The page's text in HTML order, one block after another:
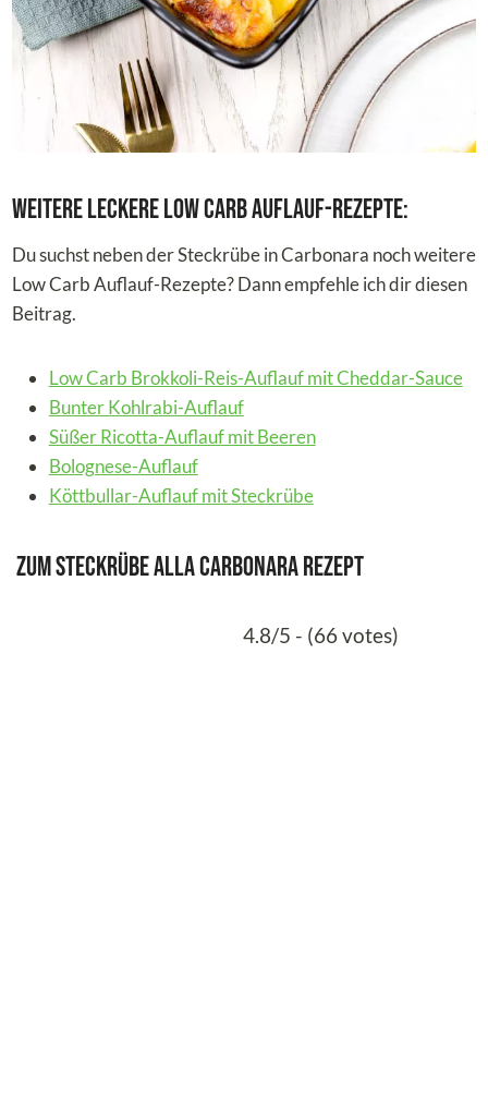
Weitere leckere Low Carb Auflauf-Rezepte:
Du suchst neben der Steckrübe in Carbonara noch weitere
Low Carb Auflauf-Rezepte? Dann empfehle ich dir diesen
Beitrag.
Low Carb Brokkoli-Reis-Auflauf mit Cheddar-Sauce
Bunter Kohlrabi-Auflauf
Süßer Ricotta-Auflauf mit Beeren
Bolognese-Auflauf
Köttbullar-Auflauf mit Steckrübe
Zum Steckrübe alla Carbonara Rezept
4.8/5 - (66 votes)